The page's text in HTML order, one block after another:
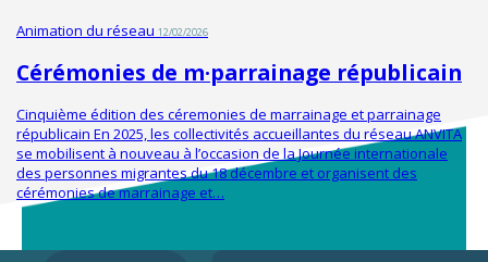
Animation du réseau 12/02/2026
Cérémonies de m·parrainage républicain
Cinquième édition des céremonies de marrainage et parrainage
républicain En 2025, les collectivités accueillantes du réseau ANVITA
se mobilisent à nouveau à l’occasion de la Journée internationale
des personnes migrantes du 18 décembre et organisent des
cérémonies de marrainage et…